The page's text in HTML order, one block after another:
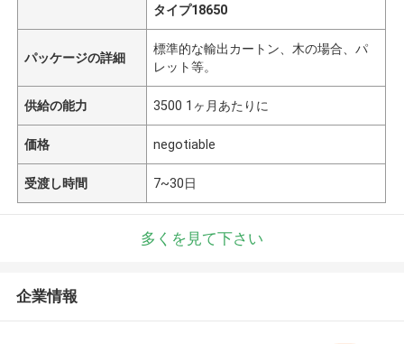
タイプ18650
パッケージの詳細
標準的な輸出カートン、木の場合、パ
レット等。
供給の能力 3500 1ヶ月あたりに
価格 negotiable
受渡し時間 7~30日
多くを見て下さい
企業情報